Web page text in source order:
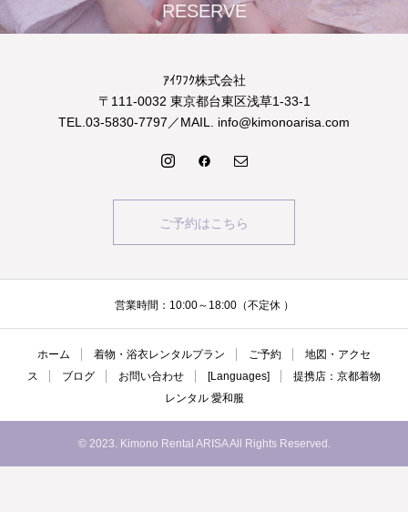
RESERVE
ｱｲﾜﾌｸ株式会社
〒111-0032 東京都台東区浅草1-33-1
TEL.03-5830-7797／MAIL. info@kimonoarisa.com
ご予約はこちら
営業時間：10:00～18:00（不定休 ）
ホーム 着物・浴衣レンタルプラン ご予約
地図・アクセ
ス
ブログ お問い合わせ [Languages]
提携店：京都着物
レンタル 愛和服
© 2023. Kimono Rental ARISA All Rights Reserved.